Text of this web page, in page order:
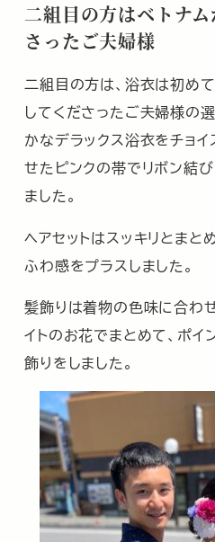
二組目の方はベトナ
さったご夫婦様
二組目の方は、浴衣は初め
してくださったご夫婦様の
かなデラックス浴衣をチョ
せたピンクの帯でリボン結
ました。
ヘアセットはスッキリとま
ふわ感をプラスしました。
髪飾りは着物の色味に合わ
イトのお花でまとめて、ポ
飾りをしました。